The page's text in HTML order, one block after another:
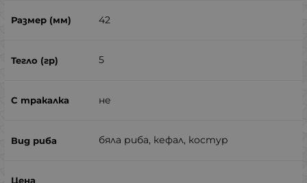
42
5
не
бяла риба, кефал, костур